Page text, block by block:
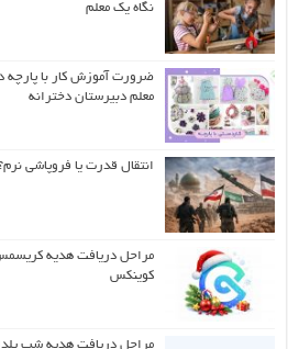
نگاه یک معلم
ضرورت آموزش کار با پارچه
معلم دبیرستان دخترانه
انتقال قدرت یا فروپاشی
مراحل دریافت هدیه
کوینکس
مراحل دریافت هدیه شب